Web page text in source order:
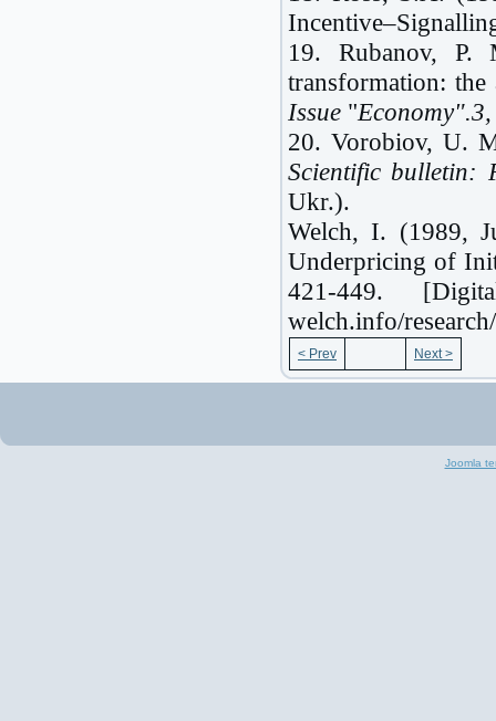
19. Rubanov, P.
transformation:
Issue "Economy".3,
20. Vorobiov, U.
Scientific bulletin:
Ukr.).
Welch, I. (1989,
Underpricing of
421-449.
welch.info/
< Prev Next >
Joomla